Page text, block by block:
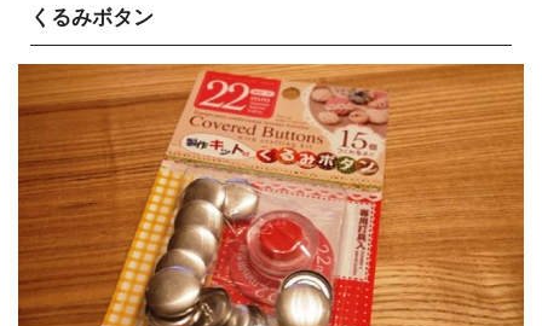
くるみボタン